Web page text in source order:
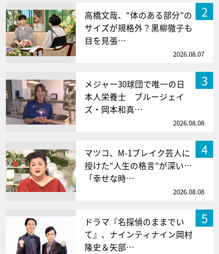
2
高橋文哉、“体のある部分”の
サイズが規格外？黒柳徹子も
目を見張…
2026.08.07
3
メジャー30球団で唯一の日
本人栄養士 ブルージェイ
ズ・岡本和真…
2026.08.08
4
マツコ、M-1ブレイク芸人に
授けた“人生の格言”が深い…
「幸せな時…
2026.08.08
5
ドラマ『名探偵のままでい
て』、ナインティナイン岡村
隆史＆矢部…